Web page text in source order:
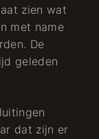
zien wat
met name
De
geleden
dat zijn er